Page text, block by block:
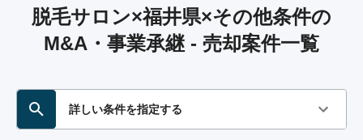
脱毛サロン×福井県×その他条件の
M&A・事業承継 - 売却案件一覧
詳しい条件を指定する